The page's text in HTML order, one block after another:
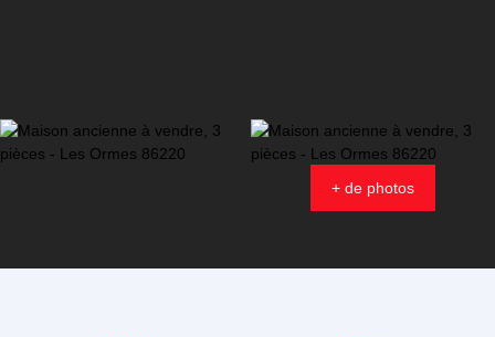
+ de photos